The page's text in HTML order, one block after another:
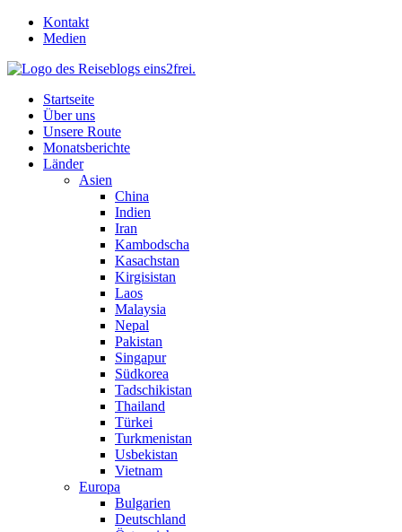
Skip
Kontakt
Medien
Startseite
Über uns
Unsere Route
Monatsberichte
Länder
Asien
China
Indien
Iran
Kambodscha
Kasachstan
Kirgisistan
Laos
Malaysia
Nepal
Pakistan
Singapur
Südkorea
Tadschikistan
Thailand
Türkei
Turkmenistan
Usbekistan
Vietnam
Europa
Bulgarien
Deutschland